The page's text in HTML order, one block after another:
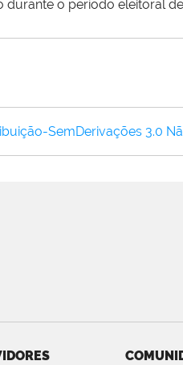
o período eleitoral
SemDerivações 3.0